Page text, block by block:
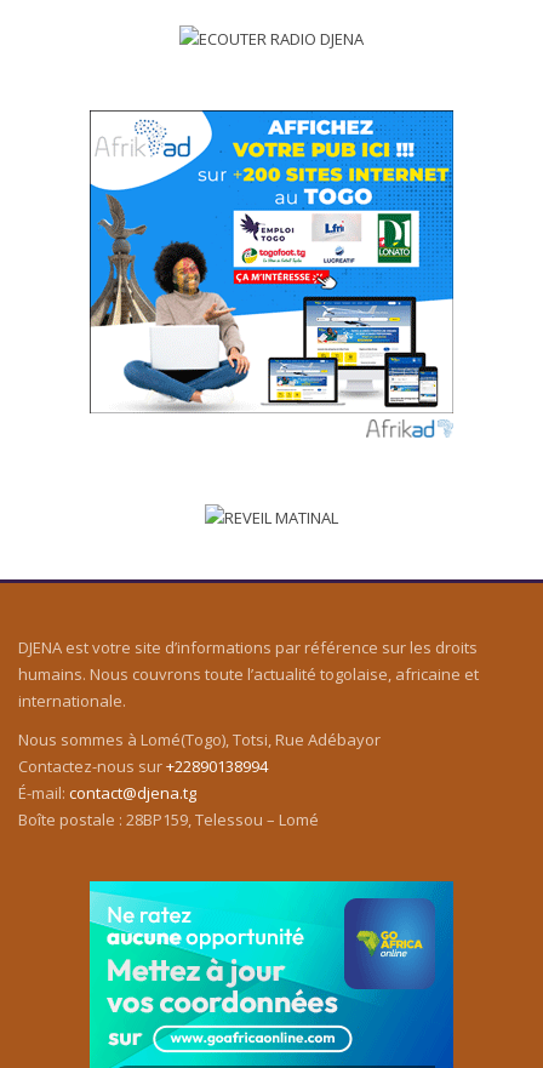
DJENA est votre site d’informations par référence sur les droits
humains. Nous couvrons toute l’actualité togolaise, africaine et
internationale.
Nous sommes à Lomé(Togo), Totsi, Rue Adébayor
Contactez-nous sur+22890138994
É-mail: contact@djena.tg
Boîte postale : 28BP159, Telessou – Lomé